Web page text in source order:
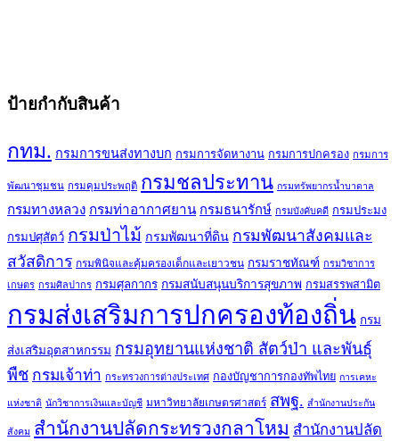
ป้ายกำกับสินค้า
กทม. กรมการขนส่งทางบก กรมการจัดหางาน กรมการปกครอง กรมการ
พัฒนาชุมชน กรมคุมประพฤติ กรมชลประทาน กรมทรัพยากรน้ำบาดาล
กรมทางหลวง กรมท่าอากาศยาน กรมธนารักษ์ กรมบังคับคดี กรมประมง
กรมปศุสัตว์ กรมป่าไม้ กรมพัฒนาที่ดิน กรมพัฒนาสังคมและ
สวัสดิการ กรมพินิจและคุ้มครองเด็กและเยาวชน กรมราชทัณฑ์ กรมวิชาการ
เกษตร กรมศิลปากร กรมศุลกากร กรมสนับสนุนบริการสุขภาพ กรมสรรพสามิต
กรมส่งเสริมการปกครองท้องถิ่น กรม
ส่งเสริมอุตสาหกรรม กรมอุทยานแห่งชาติ สัตว์ป่า และพันธุ์
พืช กรมเจ้าท่า กระทรวงการต่างประเทศ กองบัญชาการกองทัพไทย การเคหะ
แห่งชาติ นักวิชาการเงินและบัญชี มหาวิทยาลัยเกษตรศาสตร์ สพฐ. สำนักงานประกัน
สังคม สำนักงานปลัดกระทรวงกลาโหม สำนักงานปลัด